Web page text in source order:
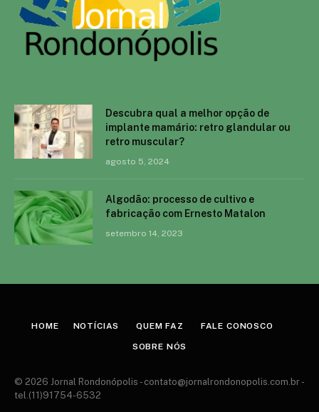
Descubra qual a melhor opção de
implante mamário: retro glandular ou
retro muscular?
agosto 5, 2024
Algodão: processo de cultivo e
fabricação com Ernesto Matalon
setembro 14, 2023
HOME NOTÍCIAS QUEM FAZ FALE CONOSCO
SOBRE NÓS
© 2026 Jornal Rondonópolis - contato@jornalrondonopolis.com.br -
tel.(11)91754-6532